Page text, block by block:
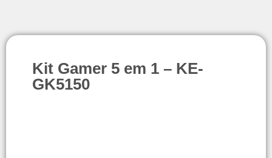
Kit Gamer 5 em 1 – KE-
GK5150